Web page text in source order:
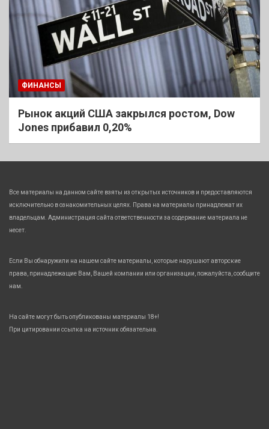
ФИНАНСЫ
Рынок акций США закрылся ростом, Dow
Jones прибавил 0,20%
Все материалы на данном сайте взяты из открытых источников и предоставляются
исключительно в ознакомительных целях. Права на материалы принадлежат их
владельцам. Администрация сайта ответственности за содержание материала не
несет.
Если Вы обнаружили на нашем сайте материалы, которые нарушают авторские
права, принадлежащие Вам, Вашей компании или организации, пожалуйста, сообщите
нам.
На сайте могут быть опубликованы материалы 18+!
При цитировании ссылка на источник обязательна.